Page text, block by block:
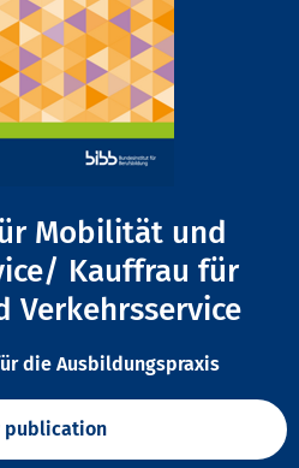
Mobilität und
Kauffrau für
Verkehrsservice
die Ausbildungspraxis
publication